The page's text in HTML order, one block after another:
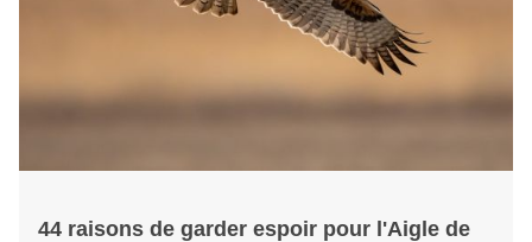
44 raisons de garder espoir pour l'Aigle de